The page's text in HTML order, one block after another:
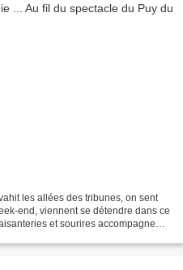
les allées des tribunes, on sent
end, viennent se détendre dans ce
et sourires accompagnent